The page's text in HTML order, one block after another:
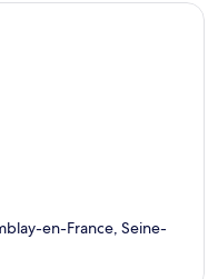
en-France, Seine-